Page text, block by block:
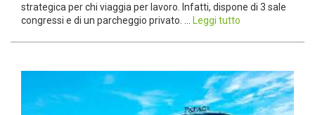
strategica per chi viaggia per lavoro. Infatti, dispone di 3 sale
congressi e di un parcheggio privato. ...
Leggi tutto